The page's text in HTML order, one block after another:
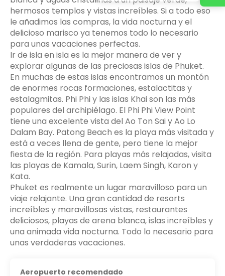
hermosos templos y vistas increíbles. Si a todo eso
le añadimos las compras, la vida nocturna y el
delicioso marisco ya tenemos todo lo necesario
para unas vacaciones perfectas.
Ir de isla en isla es la mejor manera de ver y
explorar algunas de las preciosas islas de Phuket.
En muchas de estas islas encontramos un montón
de enormes rocas formaciones, estalactitas y
estalagmitas. Phi Phi y las islas Khai son las más
populares del archipiélago. El Phi Phi View Point
tiene una excelente vista del Ao Ton Sai y Ao Lo
Dalam Bay. Patong Beach es la playa más visitada y
está a veces llena de gente, pero tiene la mejor
fiesta de la región. Para playas más relajadas, visita
las playas de Kamala, Surin, Laem Singh, Karon y
Kata.
Phuket es realmente un lugar maravilloso para un
viaje relajante. Una gran cantidad de resorts
increíbles y maravillosas vistas, restaurantes
deliciosos, playas de arena blanca, islas increíbles y
una animada vida nocturna. Todo lo necesario para
Aeropuerto recomendado